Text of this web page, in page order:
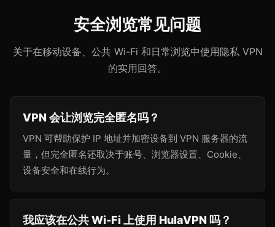
安全浏览常见问题
关于在移动设备、公共 Wi-Fi 和日常浏览中使用隐私 VPN
的实用回答。
VPN 会让浏览完全匿名吗？
VPN 可帮助保护 IP 地址并加密设备到 VPN 服务器的流
量，但完全匿名还取决于账号、浏览器设置、Cookie、
设备安全和在线行为。
我应该在公共 Wi-Fi 上使用 HulaVPN 吗？